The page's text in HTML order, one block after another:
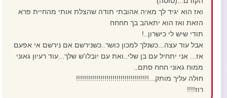
ואז הוא יגיד לך מאיה אהובתי תודה שהצלת אותי מהחיית פרא
הזאת ואז הוא יתאהב בך חחחח
תודי שיש לי כישרון..!
אבל עוד עצה...כשנלך למכון כושר..כשנירשם אם נירשם אי אפעם
אז... אני יתחיל עם בן שלי..ואת עם יובלו'ש שלך...עוד רעיון גאוני
ממוח גאוני חחח סתם..
חולה עליך מותק...!!!!!!!!!!!!!!!!!!!!!!!!!!!!!!!!!!!!
רוז!!!!